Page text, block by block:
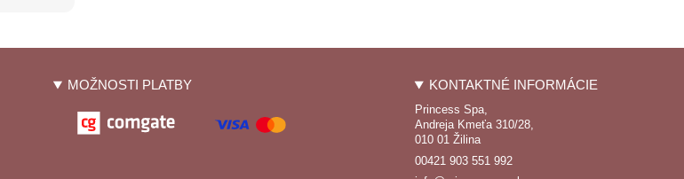
MOŽNOSTI PLATBY KONTAKTNÉ INFORMÁCIE
Princess Spa,
Andreja Kmeťa 310/28,
010 01 Žilina
00421 903 551 992